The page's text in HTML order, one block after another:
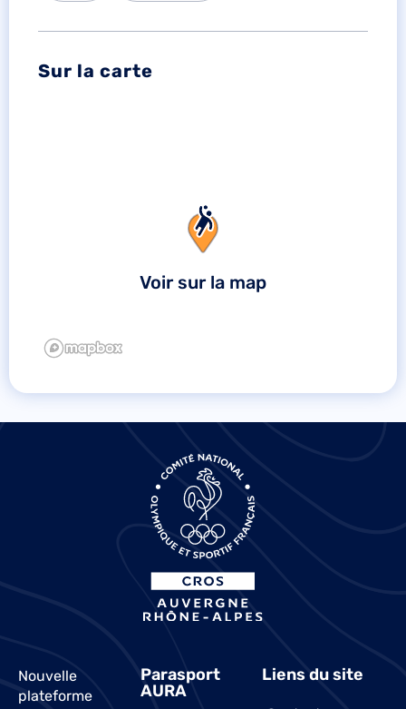
Sur la carte
Voir sur la map
Nouvelle
plateforme
Parasport
AURA
Liens du site